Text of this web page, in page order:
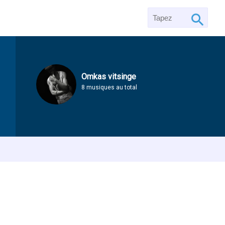
Omkas vitsinge
8 musiques au total